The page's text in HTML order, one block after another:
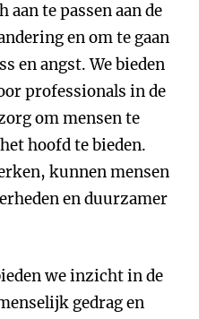
aan te passen aan de
en om te gaan
en angst. We bieden
professionals in de
om mensen te
hoofd te bieden.
kunnen mensen
en duurzamer
we inzicht in de
gedrag en